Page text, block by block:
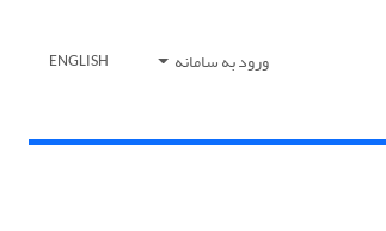
ورود به سامانه ENGLISH